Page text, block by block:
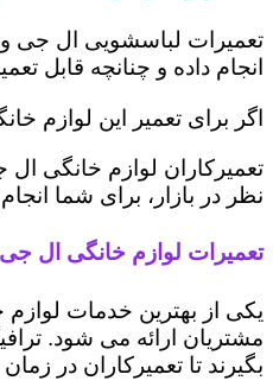
تعمیرات لباسشویی ال جی و
انجام داده و چنانچه قابل
اگر برای تعمیر این لوازم
تعمیرکاران لوازم خانگی ال
نظر در بازار، برای شما
تعمیرات لوازم خانگی ال جی
یکی از بهترین خدمات
مشتریان ارائه می شود.
بگیرند تا تعمیرکاران در